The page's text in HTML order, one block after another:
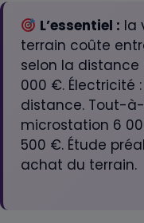
L’essentiel : la
terrain coûte
selon la distance
000 €. Électricité
distance. Tout-
microstation 6
500 €. Étude
achat du terrain.